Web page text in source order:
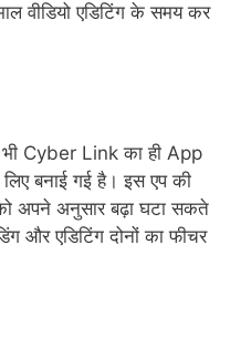
वीडियो एडिटिंग के समय कर
Cyber Link का ही App
बनाई गई है। इस एप की
अपने अनुसार बढ़ा घटा सकते
और एडिटिंग दोनों का फीचर